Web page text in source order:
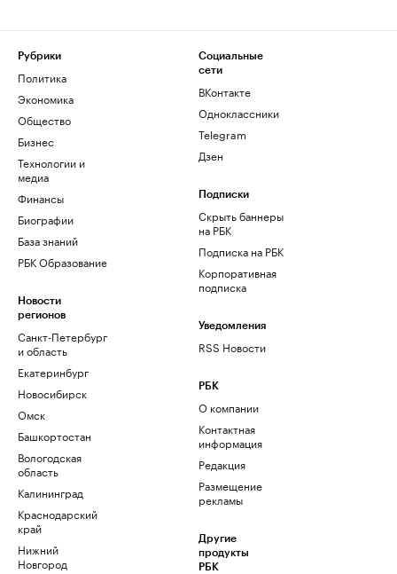
Рубрики
Политика
Экономика
Общество
Бизнес
Технологии и
медиа
Финансы
Биографии
База знаний
РБК Образование
Новости
регионов
Санкт-Петербург
и область
Екатеринбург
Новосибирск
Омск
Башкортостан
Вологодская
область
Калининград
Краснодарский
край
Нижний
Новгород
Социальные
сети
ВКонтакте
Одноклассники
Telegram
Дзен
Подписки
Скрыть баннеры
на РБК
Подписка на РБК
Корпоративная
подписка
Уведомления
RSS Новости
РБК
О компании
Контактная
информация
Редакция
Размещение
рекламы
Другие
продукты
РБК